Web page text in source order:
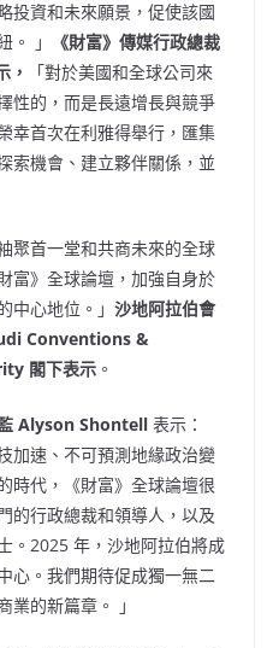
投資和未來願景，促使該國
」
《財富》傳媒行政總裁
「對於美國和全球公司來
性的，而是長遠增長與競爭
幸首次在利雅得舉行，匯集
索機會、建立夥伴關係，並
聚首一堂和共商未來的全球
富》全球論壇，加強自身於
心地位。」 沙地阿拉伯會
Conventions &
閣下表示 。
Alyson Shontell 表示：
加速、不可預測地緣政治變
時代，《財富》全球論壇很
的行政總裁和領導人，以及
。2025 年，沙地阿拉伯將成
心。我們期待促成獨一無二
業的新篇章。 」